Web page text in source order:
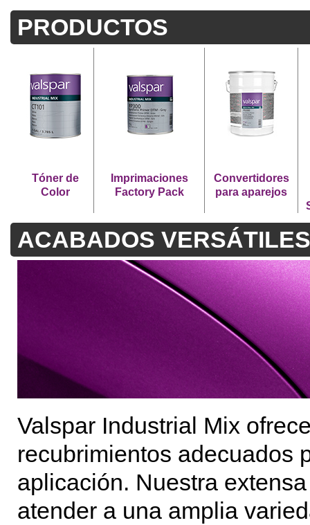
PRODUCTOS
Tóner de
Color
Imprimaciones
Factory Pack
Convertidores
para aparejos
ACABADOS
Valspar Industrial Mix
recubrimientos adecuados
aplicación. Nuestra
atender a una amplia